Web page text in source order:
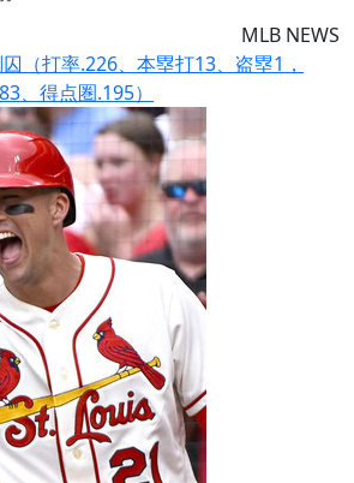
MLB NEWS
囚（打率.226、本塁打13、盗塁1，
、得点圏.195）